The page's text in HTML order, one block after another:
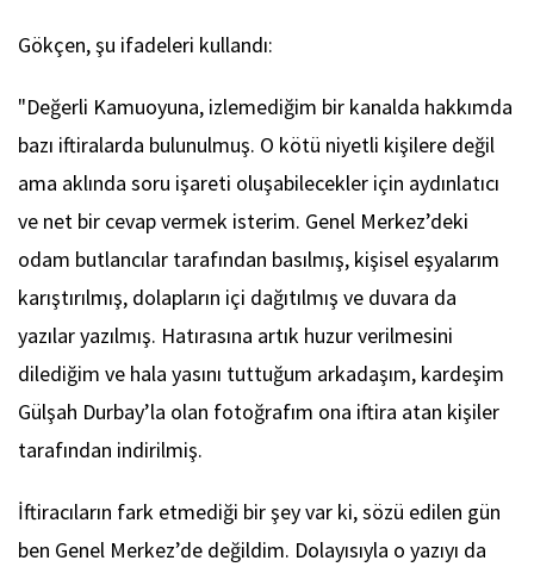
Gökçen, şu ifadeleri kullandı:
"Değerli Kamuoyuna, izlemediğim bir kanalda hakkımda
bazı iftiralarda bulunulmuş. O kötü niyetli kişilere değil
ama aklında soru işareti oluşabilecekler için aydınlatıcı
ve net bir cevap vermek isterim. Genel Merkez’deki
odam butlancılar tarafından basılmış, kişisel eşyalarım
karıştırılmış, dolapların içi dağıtılmış ve duvara da
yazılar yazılmış. Hatırasına artık huzur verilmesini
dilediğim ve hala yasını tuttuğum arkadaşım, kardeşim
Gülşah Durbay’la olan fotoğrafım ona iftira atan kişiler
tarafından indirilmiş.
İftiracıların fark etmediği bir şey var ki, sözü edilen gün
ben Genel Merkez’de değildim. Dolayısıyla o yazıyı da